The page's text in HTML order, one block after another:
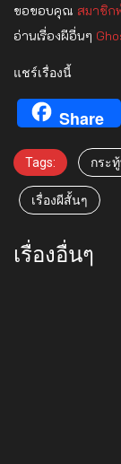
ขอขอบคุณ สมาชิก
อ่านเรื่องผีอื่นๆ
แชร์เรื่องนี้
Share
Tags: กระ
เรื่องผีสั้นๆ
เรื่องอื่นๆ